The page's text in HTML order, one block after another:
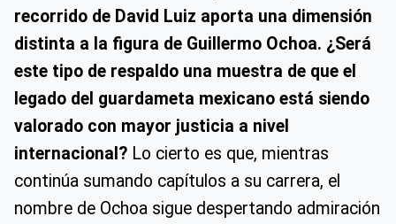
recorrido de David Luiz aporta una dimensión
distinta a la figura de Guillermo Ochoa. ¿Será
este tipo de respaldo una muestra de que el
legado del guardameta mexicano está siendo
valorado con mayor justicia a nivel
internacional? Lo cierto es que, mientras
continúa sumando capítulos a su carrera, el
nombre de Ochoa sigue despertando admiración